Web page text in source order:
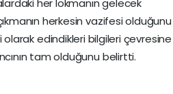
her lokmanın gelecek
herkesin vazifesi olduğunu
olarak edindikleri bilgileri çevresine
tam olduğunu belirtti.